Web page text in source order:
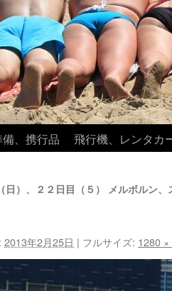
備、携行品 飛行機、レンタカ
日）、２２日目（５） メルボルン
2013年2月25日 | フルサイズ: 1280